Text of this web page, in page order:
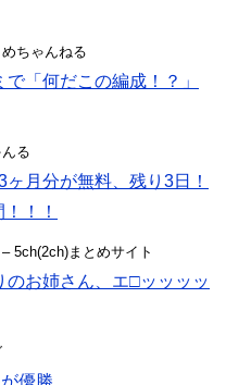
ちゃんねる
で「何だこの編成！？」
る
月分が無料、残り3日！
！！
5ch(2ch)まとめサイト
のお姉さん、エ□ッッッッ
優勝